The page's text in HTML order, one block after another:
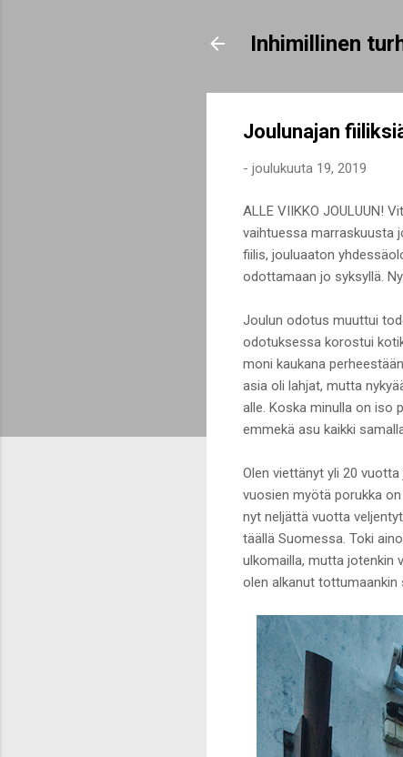
Inhimillinen
Joulunajan
- joulukuuta 19, 2019
ALLE VIIKKO JOULUUN!
vaihtuessa marraskuusta
fiilis, jouluaaton
odottamaan jo syksyllä.
Joulun odotus muuttui
odotuksessa korostui
moni kaukana
asia oli lahjat, mutta
alle. Koska minulla on iso
emmekä asu kaikki
Olen viettänyt yli 20
vuosien myötä porukka
nyt neljättä vuotta
täällä Suomessa. Toki
ulkomailla, mutta jotenkin
olen alkanut tottumaankin